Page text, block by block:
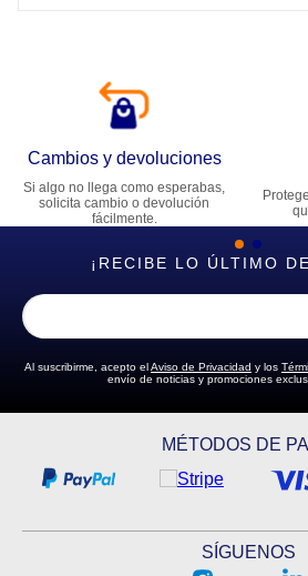
Cambios y devoluciones
Si algo no llega como esperabas,
solicita cambio o devolución
fácilmente.
¡RECIBE LO ÚLTIMO
Al suscribirme, acepto elAviso de Privacidad y los
envío de noticias y promociones
MÉTODOS DE
SÍGUENOS